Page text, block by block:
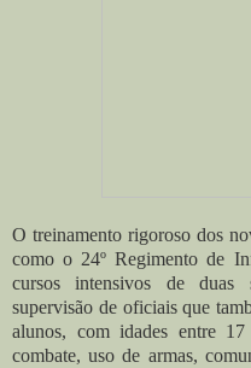
O treinamento rigoroso dos
como o 24º Regimento de
cursos intensivos de duas
supervisão de oficiais que
alunos, com idades entre
combate, uso de armas,